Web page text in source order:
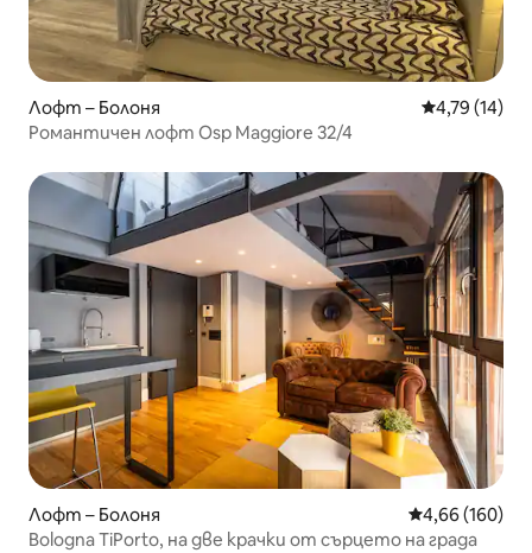
Лофт – Болоня Средна
4,79 (14)
Романтичен лофт Osp Maggiore 32/4
Лофт – Болоня Средна
4,66 (160)
Bologna TiPorto, на две крачки от сърцето на града